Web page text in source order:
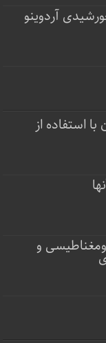
آردوینو
استفاده از
و